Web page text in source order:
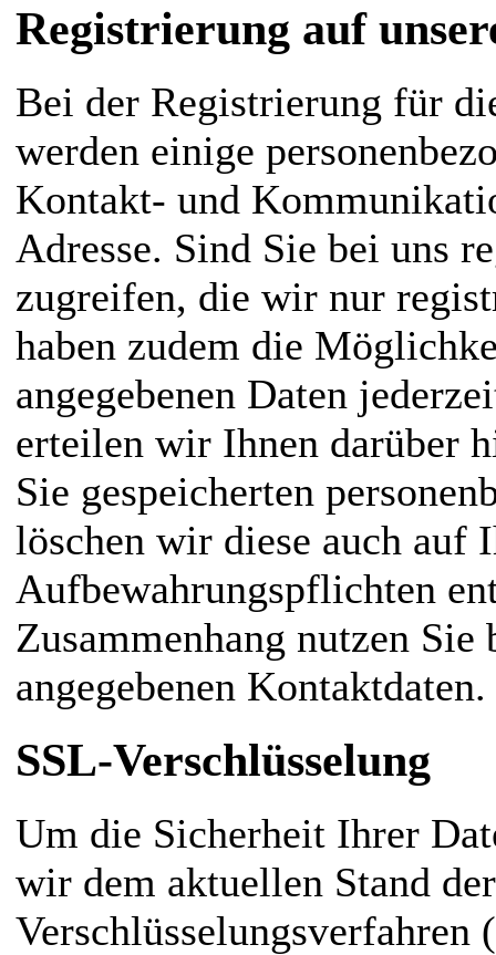
Registrierung auf
Bei der Registrierung für
werden einige
Kontakt- und
Adresse. Sind Sie bei uns
zugreifen, die wir nur
haben zudem die
angegebenen Daten
erteilen wir Ihnen darüber
Sie gespeicherten
löschen wir diese auch auf
Aufbewahrungspflichten
Zusammenhang nutzen
angegebenen Kontaktdaten.
SSL-Verschlüsselung
Um die Sicherheit Ihrer
wir dem aktuellen Stand